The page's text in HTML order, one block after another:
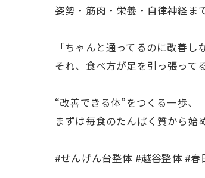
姿勢・筋肉・栄養・自律神経ま
「ちゃんと通ってるのに改善し
それ、食べ方が足を引っ張っ
“改善できる体”をつくる一歩、
まずは毎食のたんぱく質から始
#せんげん台整体 #越谷整体 #春